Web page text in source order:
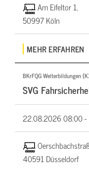
Am Eifeltor 1,
50997 Köln
MEHR ERFAHREN
BKrFQG Weiterbildungen
SVG
22.08.202608:00 -
40591 Düsseldorf